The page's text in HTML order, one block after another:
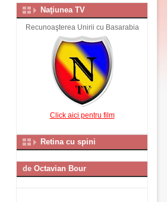
Naţiunea TV
Recunoaşterea Unirii cu Basarabia
Click aici pentru film
Retina cu spini
de Octavian Bour